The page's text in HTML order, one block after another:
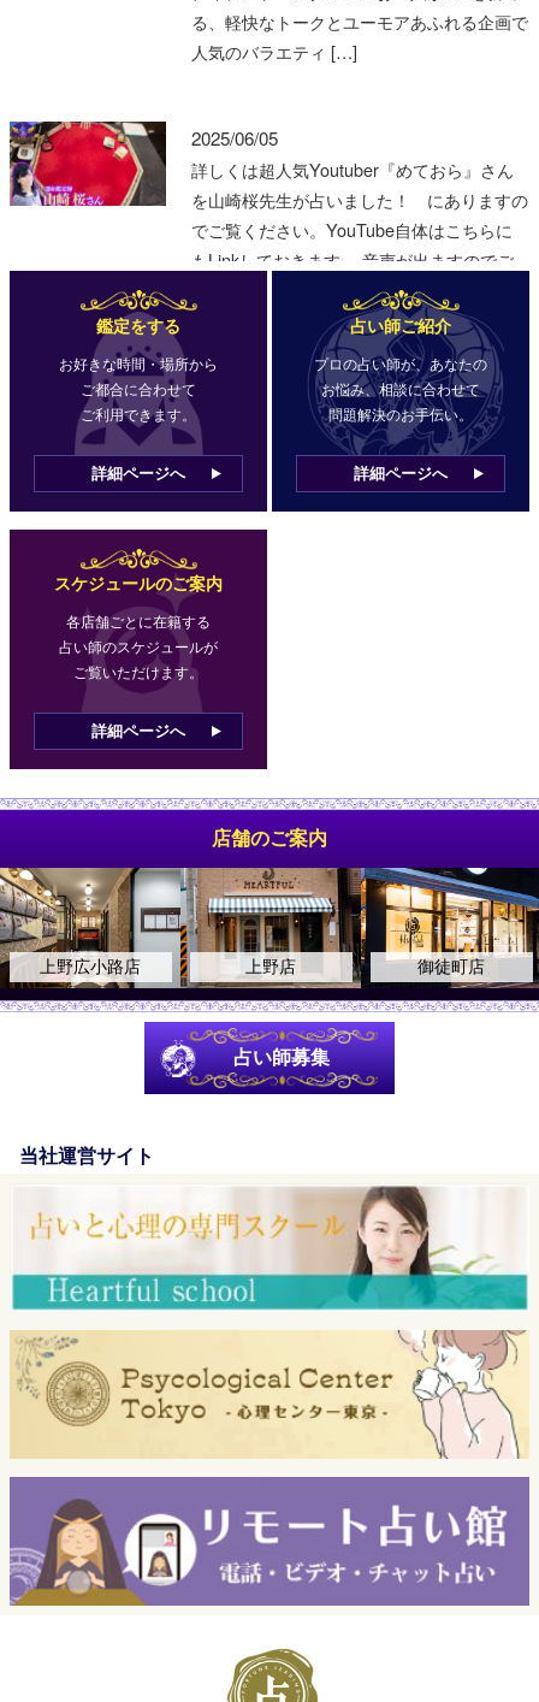
鑑定をする
お好きな時間・場所から
ご都合に合わせて
ご利用できます。
詳細ページへ
占い師ご紹介
プロの占い師が、あなたの
お悩み、相談に合わせて
問題解決のお手伝い。
詳細ページへ
スケジュールのご案内
各店舗ごとに在籍する
占い師のスケジュールが
ご覧いただけます。
詳細ページへ
店舗のご案内
上野店 御徒町店 神田店
占い師募集
当社運営サイト